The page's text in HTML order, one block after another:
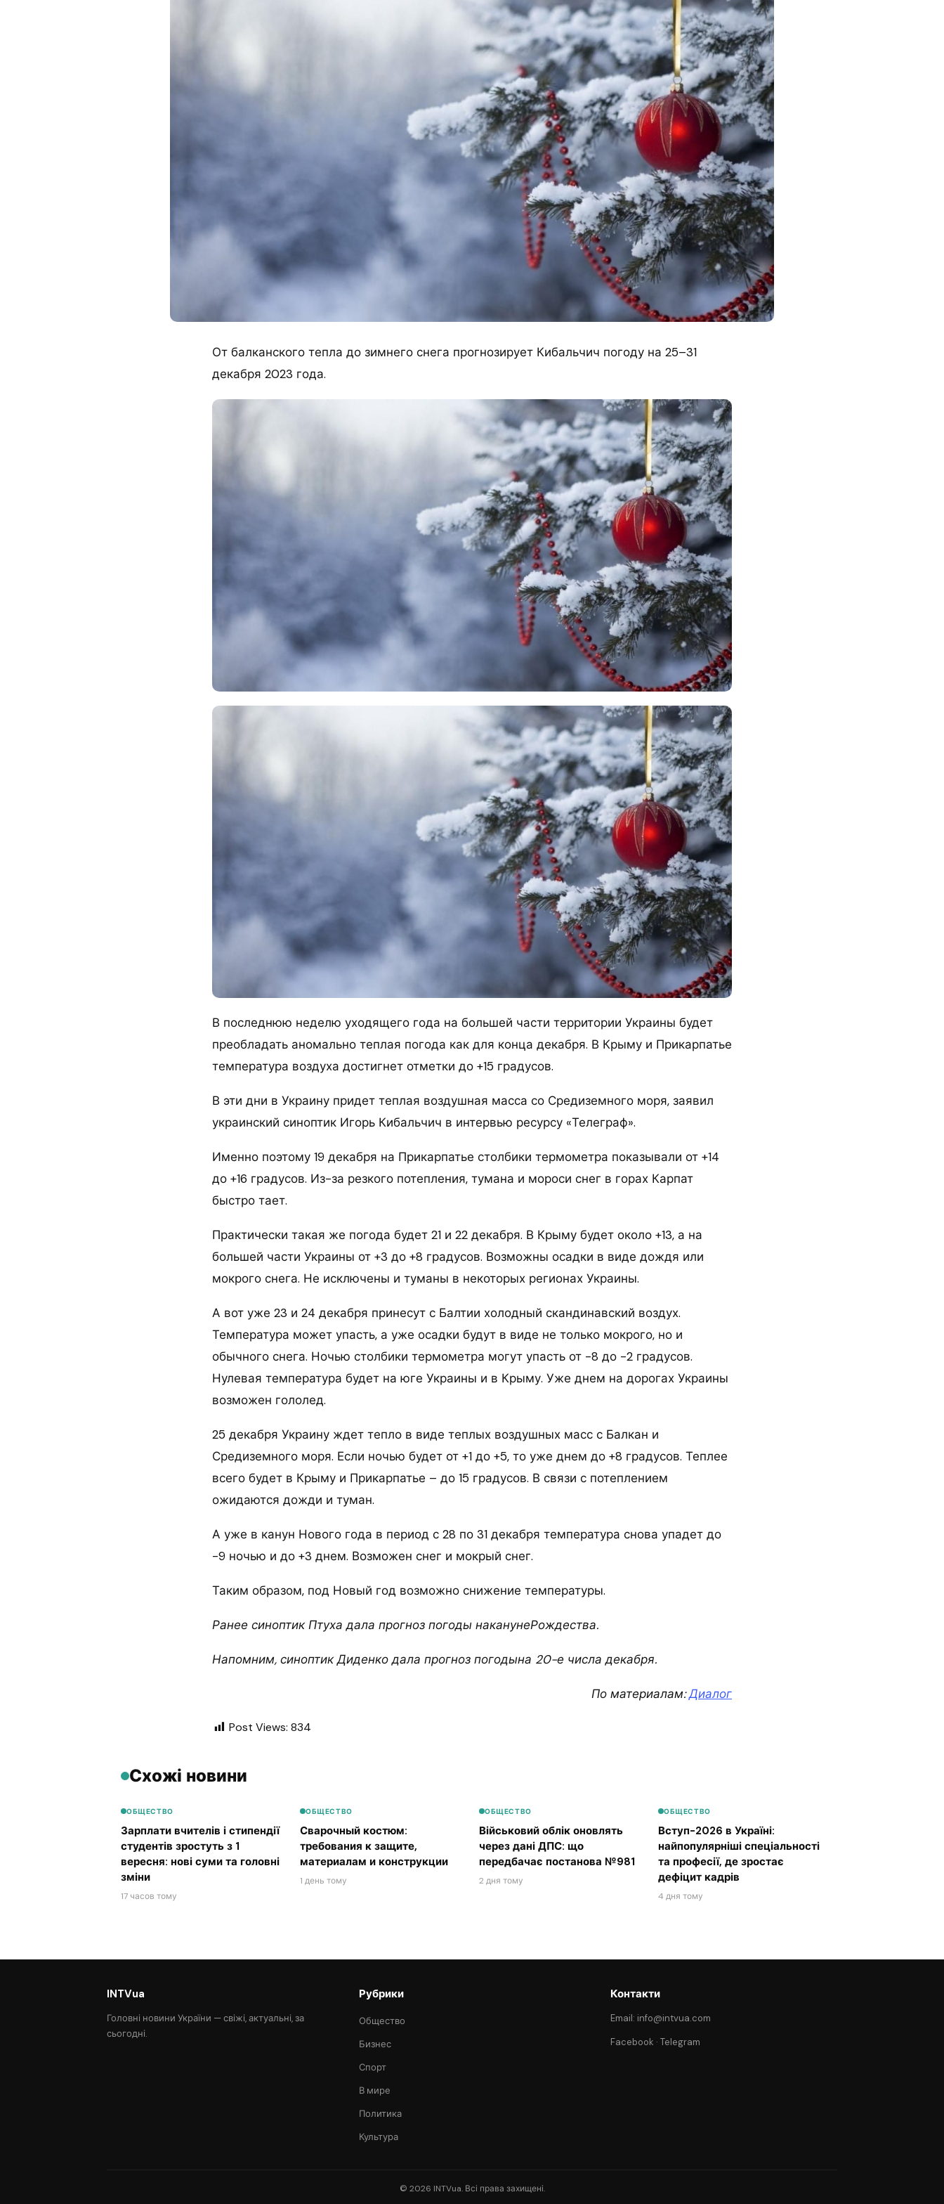
От балканского тепла до зимнего снега прогнозирует Кибальчич погоду на 25–31
декабря 2023 года.
В последнюю неделю уходящего года на большей части территории Украины будет
преобладать аномально теплая погода как для конца декабря. В Крыму и Прикарпатье
температура воздуха достигнет отметки до +15 градусов.
В эти дни в Украину придет теплая воздушная масса со Средиземного моря, заявил
украинский синоптик Игорь Кибальчич в интервью ресурсу «Телеграф».
Именно поэтому 19 декабря на Прикарпатье столбики термометра показывали от +14
до +16 градусов. Из-за резкого потепления, тумана и мороси снег в горах Карпат
быстро тает.
Практически такая же погода будет 21 и 22 декабря. В Крыму будет около +13, а на
большей части Украины от +3 до +8 градусов. Возможны осадки в виде дождя или
мокрого снега. Не исключены и туманы в некоторых регионах Украины.
А вот уже 23 и 24 декабря принесут с Балтии холодный скандинавский воздух.
Температура может упасть, а уже осадки будут в виде не только мокрого, но и
обычного снега. Ночью столбики термометра могут упасть от -8 до -2 градусов.
Нулевая температура будет на юге Украины и в Крыму. Уже днем на дорогах Украины
возможен гололед.
25 декабря Украину ждет тепло в виде теплых воздушных масс с Балкан и
Средиземного моря. Если ночью будет от +1 до +5, то уже днем до +8 градусов. Теплее
всего будет в Крыму и Прикарпатье – до 15 градусов. В связи с потеплением
ожидаются дожди и туман.
А уже в канун Нового года в период с 28 по 31 декабря температура снова упадет до
-9 ночью и до +3 днем. Возможен снег и мокрый снег.
Таким образом, под Новый год возможно снижение температуры.
Ранее синоптик Птуха дала прогноз погоды наканунеРождества.
Напомним, синоптик Диденко дала прогноз погодына 20-е числа декабря.
По материалам:Диалог
Post Views: 834
Схожі новини
ОБЩЕСТВО
Зарплати вчителів і стипендії
студентів зростуть з 1
вересня: нові суми та головні
зміни
17 часов тому
ОБЩЕСТВО
Сварочный костюм:
требования к защите,
материалам и конструкции
1 день тому
ОБЩЕСТВО
Військовий облік оновлять
через дані ДПС: що
передбачає постанова №981
2 дня тому
ОБЩЕСТВО
Вступ-2026 в Україні:
найпопулярніші спеціальності
та професії, де зростає
дефіцит кадрів
4 дня тому
INTVua
Головні новини України — свіжі, актуальні, за
сьогодні.
Рубрики
Общество
Бизнес
Спорт
В мире
Политика
Культура
Контакти
Email: info@intvua.com
Facebook ·Telegram
© 2026 INTVua. Всі права захищені.